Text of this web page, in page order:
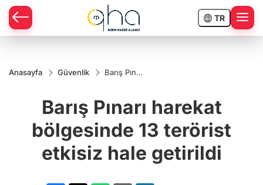
TR
Anasayfa Güvenlik
Barış Pınarı
etkisiz hale
Barış Pınarı harekat
bölgesinde 13 terörist
etkisiz hale getirildi